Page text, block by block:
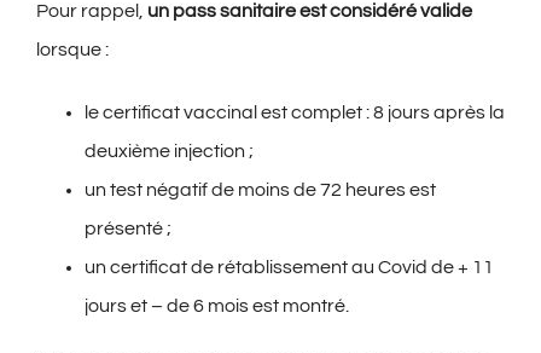
Pour rappel, un pass sanitaire est considéré valide
lorsque :
le certificat vaccinal est complet : 8 jours après la
deuxième injection ;
un test négatif de moins de 72 heures est
présenté ;
un certificat de rétablissement au Covid de + 11
jours et – de 6 mois est montré.